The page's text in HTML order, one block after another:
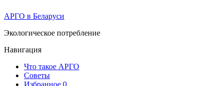
АРГО в Беларуси
Экологическое потребление
Навигация
Что такое АРГО
Советы
Избранное 0